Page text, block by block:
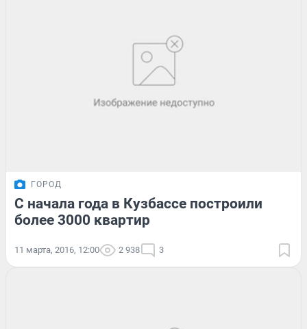
ГОРОД
С начала года в Кузбассе построили
более 3000 квартир
11 марта, 2016, 12:00 2 938 3